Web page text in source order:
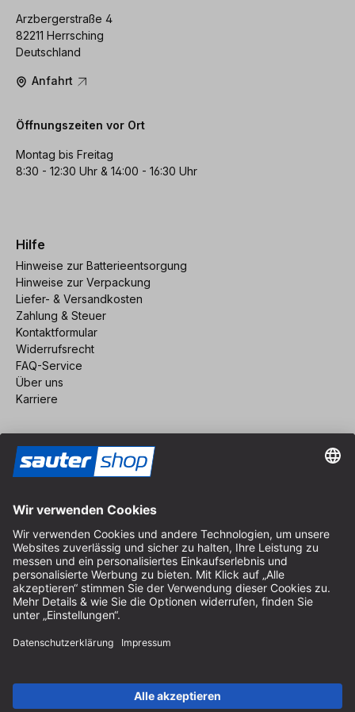
Arzbergerstraße 4
82211 Herrsching
Deutschland
Anfahrt
Öffnungszeiten vor Ort
Montag bis Freitag
8:30 - 12:30 Uhr & 14:00 - 16:30 Uhr
Hilfe
Hinweise zur Batterieentsorgung
Hinweise zur Verpackung
Liefer- & Versandkosten
Zahlung & Steuer
Kontaktformular
Widerrufsrecht
FAQ-Service
Über uns
Karriere
Impressum
AGB
Datenschutz
Cookie-Einstellungen
© 2026 sauter GmbH
* kostenloser Versand ab 150 Euro Bestellwert innerhalb
Deutschlands für die Standard-Paketgrößen - ausgenommen
Sperrgut und Fracht